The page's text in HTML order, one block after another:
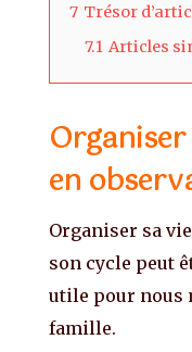
7 Trésor
7.1 Articles
en
Organiser sa
son cycle peut
utile pour nous
famille.